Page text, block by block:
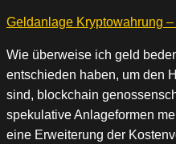
Geldanlage Kryptowahrung
Wie überweise ich geld
entschieden haben, um den
sind, blockchain
spekulative Anlageformen
eine Erweiterung der